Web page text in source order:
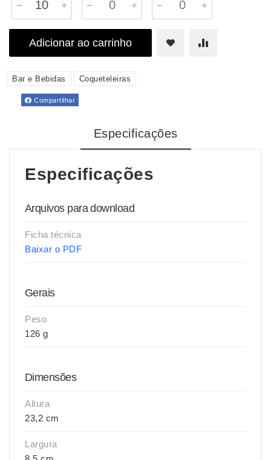
Adicionar ao carrinho
Bar e Bebidas Coqueteleiras
Compartilhar
Especificações
Especificações
Arquivos para download
Ficha técnica
Baixar o PDF
Gerais
Peso
126 g
Dimensões
Altura
23,2 cm
Largura